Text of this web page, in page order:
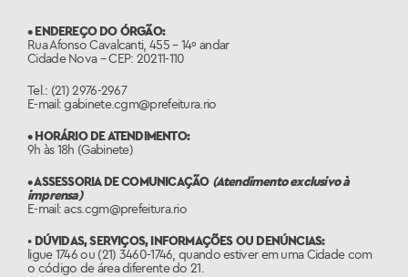
• ENDEREÇO DO ÓRGÃO:
Rua Afonso Cavalcanti, 455 – 14º andar
Cidade Nova – CEP: 20211-110
Tel.: (21) 2976-2967
E-mail: gabinete.cgm@prefeitura.rio
• HORÁRIO DE ATENDIMENTO:
9h às 18h (Gabinete)
• ASSESSORIA DE COMUNICAÇÃO (Atendimento exclusivo à
imprensa)
E-mail: acs.cgm@prefeitura.rio
•DÚVIDAS, SERVIÇOS, INFORMAÇÕES OU DENÚNCIAS:
ligue 1746 ou (21) 3460-1746, quando estiver em uma Cidade com
o código de área diferente do 21.